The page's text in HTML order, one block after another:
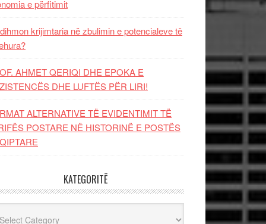
e përfitimit
krijimtaria në zbulimin e potencialeve të
AHMET QERIQI DHE EPOKA E
DHE LUFTЁS PЁR LIRI!
ALTERNATIVE TË EVIDENTIMIT TË
POSTARE NË HISTORINË E POSTËS
KATEGORITË